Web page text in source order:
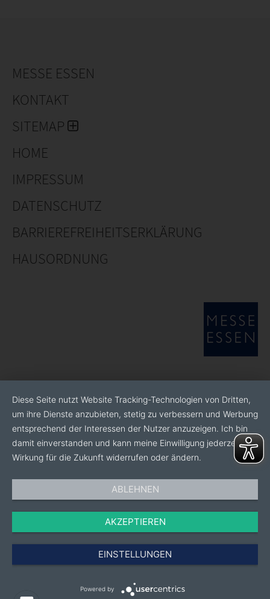
MESSE ESSEN
KONTAKT
SITEMAP
HOME
IMPRESSUM
DATENSCHUTZ
BARRIEREFREIHEITSERKLÄRUNG
HAUSORDNUNG
Diese Seite nutzt Website Tracking-Technologien von Dritten,
um ihre Dienste anzubieten, stetig zu verbessern und Werbung
entsprechend der Interessen der Nutzer anzuzeigen. Ich bin
damit einverstanden und kann meine Einwilligung jederzeit mit
Wirkung für die Zukunft widerrufen oder ändern.
ABLEHNEN
AKZEPTIEREN
EINSTELLUNGEN
Powered by